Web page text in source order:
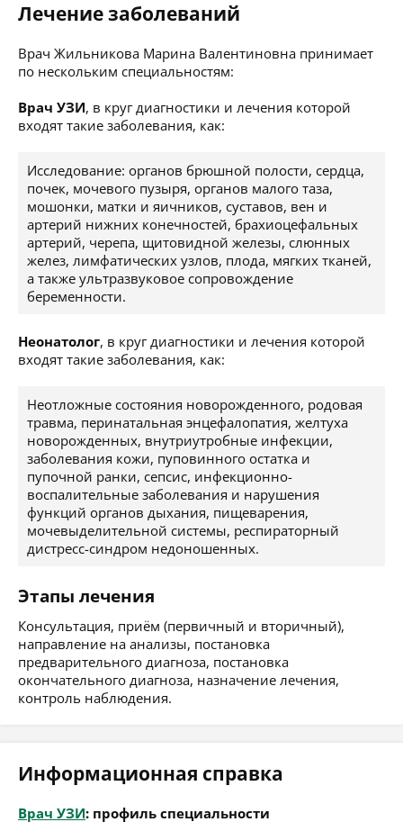
Лечение заболеваний
Врач Жильникова Марина Валентиновна принимает
по нескольким специальностям:
Врач УЗИ, в круг диагностики и лечения которой
входят такие заболевания, как:
Исследование: органов брюшной полости, сердца,
почек, мочевого пузыря, органов малого таза,
мошонки, матки и яичников, суставов, вен и
артерий нижних конечностей, брахиоцефальных
артерий, черепа, щитовидной железы, слюнных
желез, лимфатических узлов, плода, мягких тканей,
а также ультразвуковое сопровождение
беременности.
Неонатолог, в круг диагностики и лечения которой
входят такие заболевания, как:
Неотложные состояния новорожденного, родовая
травма, перинатальная энцефалопатия, желтуха
новорожденных, внутриутробные инфекции,
заболевания кожи, пуповинного остатка и
пупочной ранки, сепсис, инфекционно-
воспалительные заболевания и нарушения
функций органов дыхания, пищеварения,
мочевыделительной системы, респираторный
дистресс-синдром недоношенных.
Этапы лечения
Консультация, приём (первичный и вторичный),
направление на анализы, постановка
предварительного диагноза, постановка
окончательного диагноза, назначение лечения,
контроль наблюдения.
Информационная справка
Врач УЗИ: профиль специальности